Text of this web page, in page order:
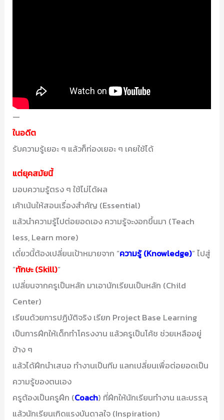
—
ในอดีต
รับความรู้เยอะ ๆ แล้วก็ท่องเยอะ ๆ เคยใช้ได้
แต่ยุคสมัยนี้
มอบความรู้ตรง ๆ ใช้ไม่ได้ผล
เค้าเน้นให้สอนเรื่องสำคัญ (Essential)
แล้วนำความรู้ไปต่อยอดเอง ความรู้จะงอกขึ้นมา (Teach
less, Learn more)
เดี๋ยวนี้ต้องเปลี่ยนเป้าหมายจาก “ความรู้ (Knowledge)” ไปสู่
“ทักษะ (Skill)“
เปลี่ยนจากครูเป็นหลัก มาเอานักเรียนเป็นหลัก (Child
Center)
เรียนด้วยการปฏิบัติจริง เรียก Project Base Learning
เป็นการฝึกให้เด็กทำโครงงาน แล้วครูเป็นโค้ช ช่วยเหลืออยู่
ข้าง ๆ
แล้วได้ฝึกนำเสนอ ทำงานเป็นทีม แลกเปลี่ยนเพื่อต่อยอดเป็น
ความรู้ของตนเอง
ครูต้องเป็นครูฝึก (Coach) ที่ฝึกให้นักเรียนทำงาน และบรรลุ
แล้วนักเรียนเกิดแรงบันดาลใจ (Inspiration)